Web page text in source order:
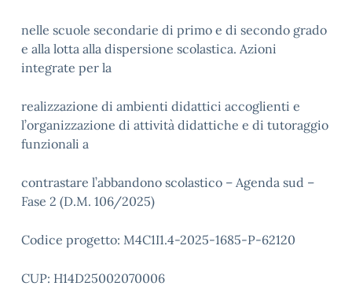
nelle scuole secondarie di primo e di secondo grado
e alla lotta alla dispersione scolastica. Azioni
integrate per la
realizzazione di ambienti didattici accoglienti e
l’organizzazione di attività didattiche e di tutoraggio
funzionali a
contrastare l’abbandono scolastico – Agenda sud –
Fase 2 (D.M. 106/2025)
Codice progetto: M4C1I1.4-2025-1685-P-62120
CUP: H14D25002070006